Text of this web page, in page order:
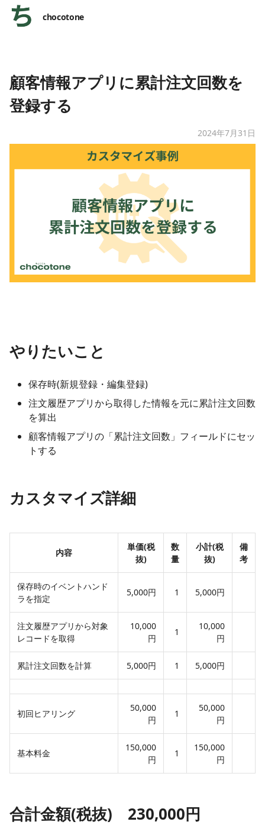
chocotone
顧客情報アプリに累計注文回数を
登録する
2024年7月31日
やりたいこと
保存時(新規登録・編集登録)
注文履歴アプリから取得した情報を元に累計注文回数
を算出
顧客情報アプリの「累計注文回数」フィールドにセッ
トする
カスタマイズ詳細
内容
単価(税
抜)
数
量
小計(税
抜)
備
考
保存時のイベントハンド
ラを指定
5,000円 1 5,000円
注文履歴アプリから対象
レコードを取得
10,000
円
1
10,000
円
累計注文回数を計算 5,000円 1 5,000円
初回ヒアリング
50,000
円
1
50,000
円
基本料金
150,000
円
1
150,000
円
合計金額(税抜) 230,000円